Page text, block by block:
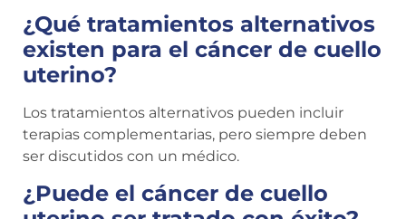
¿Qué tratamientos alternativos
existen para el cáncer de cuello
uterino?
Los tratamientos alternativos pueden incluir
terapias complementarias, pero siempre deben
ser discutidos con un médico.
¿Puede el cáncer de cuello